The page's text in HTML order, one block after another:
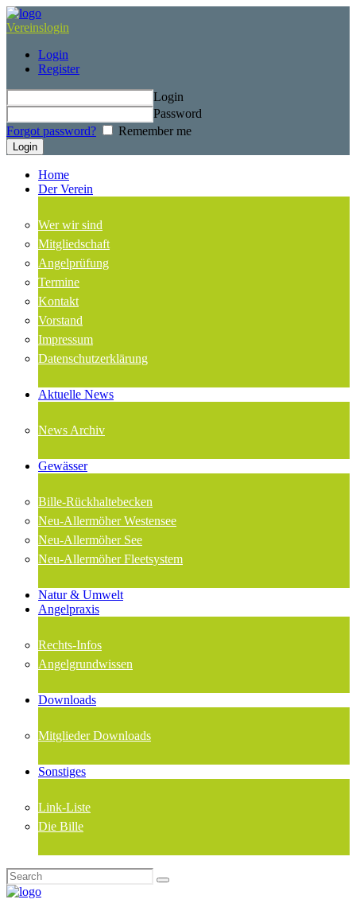
Vereinslogin
Login
Register
Login
Password
Forgot password?
Remember me
Home
Der Verein
Wer wir sind
Mitgliedschaft
Angelprüfung
Termine
Kontakt
Vorstand
Impressum
Datenschutzerklärung
Aktuelle News
News Archiv
Gewässer
Bille-Rückhaltebecken
Neu-Allermöher Westensee
Neu-Allermöher See
Neu-Allermöher Fleetsystem
Natur & Umwelt
Angelpraxis
Rechts-Infos
Angelgrundwissen
Downloads
Mitglieder Downloads
Sonstiges
Link-Liste
Die Bille